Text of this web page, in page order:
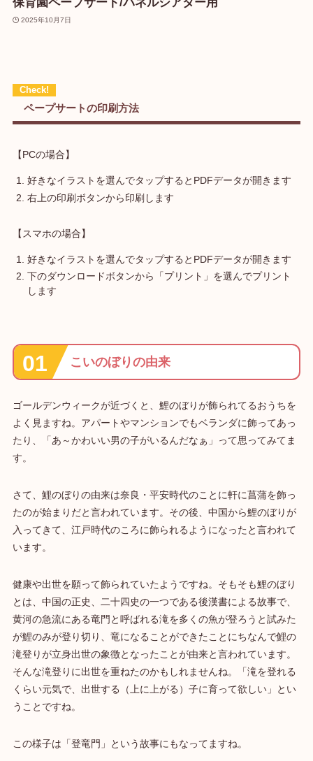
2025年10月7日
ペープサートの印刷方法
【PCの場合】
好きなイラストを選んでタップするとPDFデータが開きます
右上の印刷ボタンから印刷します
【スマホの場合】
好きなイラストを選んでタップするとPDFデータが開きます
下のダウンロードボタンから「プリント」を選んでプリント
します
こいのぼりの由来
ゴールデンウィークが近づくと、鯉のぼりが飾られてるおうちを
よく見ますね。アパートやマンションでもベランダに飾ってあっ
たり、「あ～かわいい男の子がいるんだなぁ」って思ってみてま
す。
さて、鯉のぼりの由来は奈良・平安時代のことに軒に菖蒲を飾っ
たのが始まりだと言われています。その後、中国から鯉のぼりが
入ってきて、江戸時代のころに飾られるようになったと言われて
います。
健康や出世を願って飾られていたようですね。そもそも鯉のぼり
とは、中国の正史、二十四史の一つである後漢書による故事で、
黄河の急流にある竜門と呼ばれる滝を多くの魚が登ろうと試みた
が鯉のみが登り切り、竜になることができたことにちなんで鯉の
滝登りが立身出世の象徴となったことが由来と言われています。
そんな滝登りに出世を重ねたのかもしれませんね。「滝を登れる
くらい元気で、出世する（上に上がる）子に育って欲しい」とい
うことですね。
この様子は「登竜門」という故事にもなってますね。